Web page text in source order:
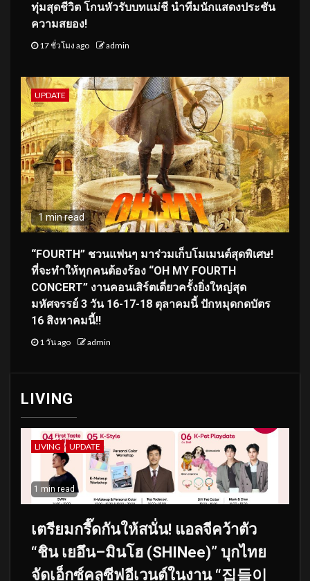
ทุ่มสุดชีวิต โกนหัวรับบทแม่ชี นำทีมนักแสดงประชัน
ความสยอง!
17 ชั่วโมง ago admin
UPDATE
1 min read
“FOURTH” ชวนแฟนๆ มาร่วมเก็บโมเมนต์สุดพิเศษ!
ที่จะทำให้ทุกคนต้องร้อง “OH MY FOURTH
CONCERT” งานคอนเสิร์ตเดี่ยวครั้งยิ่งใหญ่สุด
มหัศจรรย์ 3 วัน 16-17-18 ตุลาคมนี้ ปักหมุดกดบัตร
16 สิงหาคมนี้!!
1 วัน ago admin
LIVING
LIVING UPDATE
1 min read
เตรียมกรี๊ดกันให้สนั่น! แอลจีคว้าตัว
“ชิน เยอึน–มินโฮ (SHINee)” บุกไทย
จัดเอ็กซ์คลูซีฟอีเวนต์ในงาน “집들이